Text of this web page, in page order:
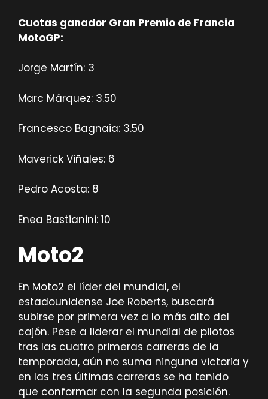
Cuotas ganador Gran Premio de Francia
MotoGP:
Jorge Martín: 3
Marc Márquez: 3.50
Francesco Bagnaia: 3.50
Maverick Viñales: 6
Pedro Acosta: 8
Enea Bastianini: 10
Moto2
En Moto2 el líder del mundial, el
estadounidense Joe Roberts, buscará
subirse por primera vez a lo más alto del
cajón. Pese a liderar el mundial de pilotos
tras las cuatro primeras carreras de la
temporada, aún no suma ninguna victoria y
en las tres últimas carreras se ha tenido
que conformar con la segunda posición.